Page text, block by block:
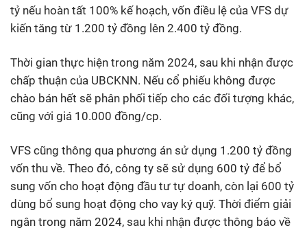
tỷ nếu hoàn tất 100% kế hoạch, vốn điều lệ của VFS dự
kiến tăng từ 1.200 tỷ đồng lên 2.400 tỷ đồng.
Thời gian thực hiện trong năm 2024, sau khi nhận được
chấp thuận của UBCKNN. Nếu cổ phiếu không được
chào bán hết sẽ phân phối tiếp cho các đối tượng khác,
cũng với giá 10.000 đồng/cp.
VFS cũng thông qua phương án sử dụng 1.200 tỷ đồng
vốn thu về. Theo đó, công ty sẽ sử dụng 600 tỷ để bổ
sung vốn cho hoạt động đầu tư tự doanh, còn lại 600 tỷ
dùng bổ sung hoạt động cho vay ký quỹ. Thời điểm giải
ngân trong năm 2024, sau khi nhận được thông báo về